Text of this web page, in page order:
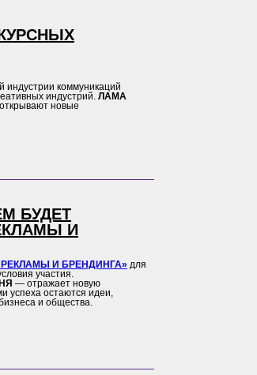
коммуникаций
индустрий. ЛАМА
новые
И БРЕНДИНГА» для
участия.
— отражает новую
успеха остаются идеи,
и общества.
БУДЕТ
И